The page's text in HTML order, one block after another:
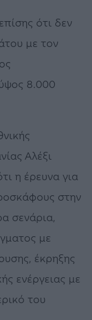
ότι δεν
με τον
8.000
Αλέξι
η έρευνα για
στην
σενάρια,
με
έκρηξης
ενέργειας με
του